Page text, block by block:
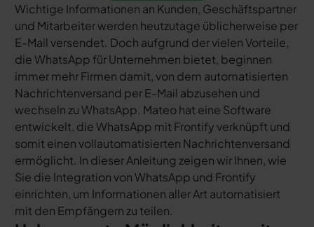
Wichtige Informationen an Kunden, Geschäftspartner
und Mitarbeiter werden heutzutage üblicherweise per
E-Mail versendet. Doch aufgrund der vielen Vorteile,
die WhatsApp für Unternehmen bietet, beginnen
immer mehr Firmen damit, von dem automatisierten
Nachrichtenversand per E-Mail abzusehen und
wechseln zu WhatsApp. Mateo hat eine Software
entwickelt, die WhatsApp mit Frontify verknüpft und
somit einen vollautomatisierten Nachrichtenversand
ermöglicht. In dieser Anleitung zeigen wir Ihnen, wie
Sie die Integration von WhatsApp und Frontify
einrichten, um Informationen aller Art automatisiert
mit den Empfängern zu teilen.